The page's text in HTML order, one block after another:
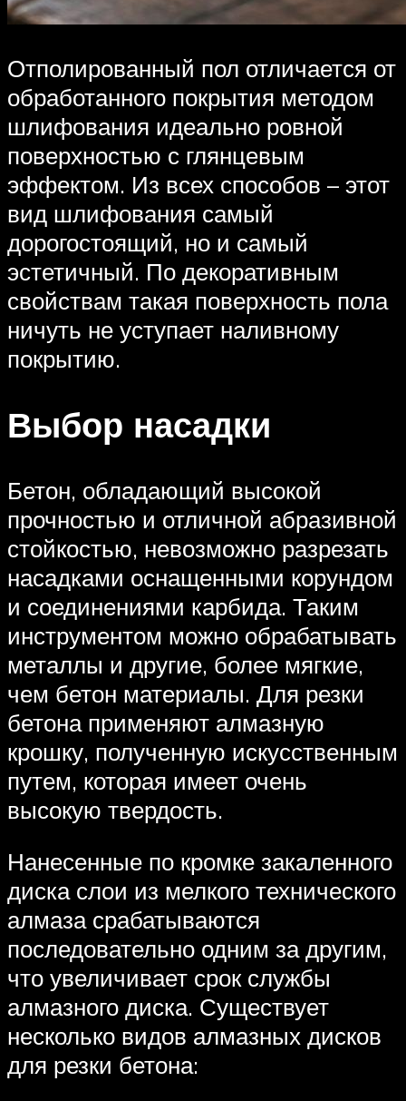
Отполированный пол отличается от
обработанного покрытия методом
шлифования идеально ровной
поверхностью с глянцевым
эффектом. Из всех способов – этот
вид шлифования самый
дорогостоящий, но и самый
эстетичный. По декоративным
свойствам такая поверхность пола
ничуть не уступает наливному
покрытию.
Выбор насадки
Бетон, обладающий высокой
прочностью и отличной абразивной
стойкостью, невозможно разрезать
насадками оснащенными корундом
и соединениями карбида. Таким
инструментом можно обрабатывать
металлы и другие, более мягкие,
чем бетон материалы. Для резки
бетона применяют алмазную
крошку, полученную искусственным
путем, которая имеет очень
высокую твердость.
Нанесенные по кромке закаленного
диска слои из мелкого технического
алмаза срабатываются
последовательно одним за другим,
что увеличивает срок службы
алмазного диска. Существует
несколько видов алмазных дисков
для резки бетона: